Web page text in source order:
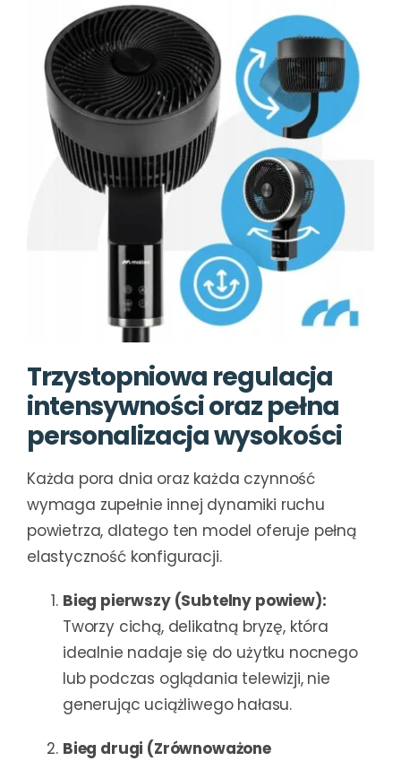
Trzystopniowa regulacja
intensywności oraz pełna
personalizacja wysokości
Każda pora dnia oraz każda czynność
wymaga zupełnie innej dynamiki ruchu
powietrza, dlatego ten model oferuje pełną
elastyczność konfiguracji.
Bieg pierwszy (Subtelny powiew):
Tworzy cichą, delikatną bryzę, która
idealnie nadaje się do użytku nocnego
lub podczas oglądania telewizji, nie
generując uciążliwego hałasu.
Bieg drugi (Zrównoważone